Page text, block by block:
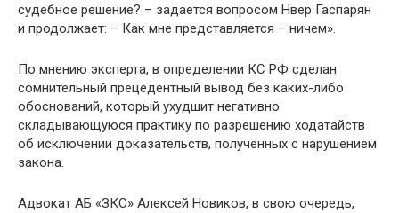
судебное решение? – задается вопросом Нвер Гаспарян
и продолжает: – Как мне представляется – ничем».
По мнению эксперта, в определении КС РФ сделан
сомнительный прецедентный вывод без каких-либо
обоснований, который ухудшит негативно
складывающуюся практику по разрешению ходатайств
об исключении доказательств, полученных с нарушением
закона.
Адвокат АБ «ЗКС» Алексей Новиков, в свою очередь,